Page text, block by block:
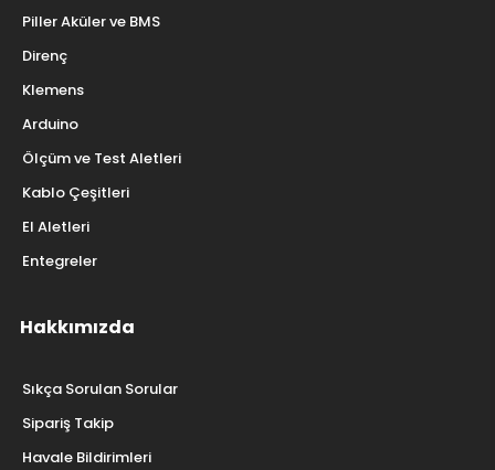
Piller Aküler ve BMS
Direnç
Klemens
Arduino
Ölçüm ve Test Aletleri
Kablo Çeşitleri
El Aletleri
Entegreler
Hakkımızda
Sıkça Sorulan Sorular
Sipariş Takip
Havale Bildirimleri